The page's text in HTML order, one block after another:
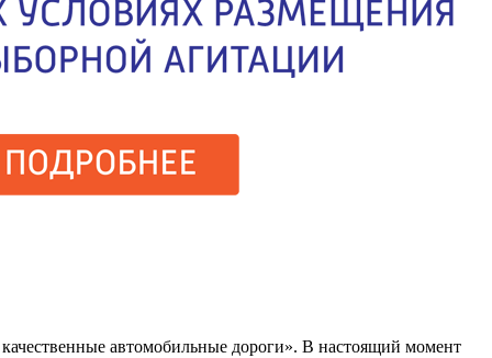
автомобильные дороги». В настоящий момент